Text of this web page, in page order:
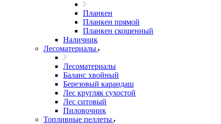
Планкен
Планкен прямой
Планкен скошенный
Наличник
Лесоматериалы
Лесоматериалы
Баланс хвойный
Березовый карандаш
Лес кругляк сухостой
Лес ситовый
Пиловочник
Топливные пеллеты